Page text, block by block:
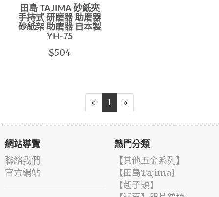
田島 TAJIMA 砂紙夾
手持式 研磨器 助磨器
砂紙架 助磨器 日本製
YH-75
$504
« 1 »
網站導覽
聯絡我們
官方網站
熱門分類
【其他五金系列】
【田島Tajima】
【起子頭】